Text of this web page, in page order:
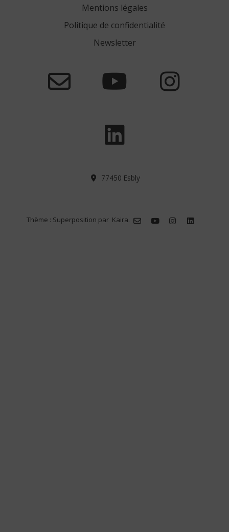
Mentions légales
Politique de confidentialité
Newsletter
77450 Esbly
Thème : Superposition par Kaira.